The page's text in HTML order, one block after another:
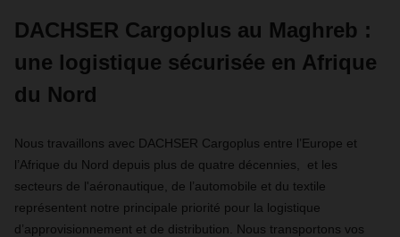
DACHSER Cargoplus au Maghreb :
une logistique sécurisée en Afrique
du Nord
Nous travaillons avec DACHSER Cargoplus entre l’Europe et
l’Afrique du Nord depuis plus de quatre décennies, et les
secteurs de l'aéronautique, de l’automobile et du textile
représentent notre principale priorité pour la logistique
d’approvisionnement et de distribution. Nous transportons vos